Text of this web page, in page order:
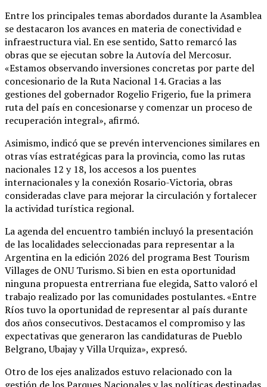
Entre los principales temas abordados durante la Asamblea
se destacaron los avances en materia de conectividad e
infraestructura vial. En ese sentido, Satto remarcó las
obras que se ejecutan sobre la Autovía del Mercosur.
«Estamos observando inversiones concretas por parte del
concesionario de la Ruta Nacional 14. Gracias a las
gestiones del gobernador Rogelio Frigerio, fue la primera
ruta del país en concesionarse y comenzar un proceso de
recuperación integral», afirmó.
Asimismo, indicó que se prevén intervenciones similares en
otras vías estratégicas para la provincia, como las rutas
nacionales 12 y 18, los accesos a los puentes
internacionales y la conexión Rosario-Victoria, obras
consideradas clave para mejorar la circulación y fortalecer
la actividad turística regional.
La agenda del encuentro también incluyó la presentación
de las localidades seleccionadas para representar a la
Argentina en la edición 2026 del programa Best Tourism
Villages de ONU Turismo. Si bien en esta oportunidad
ninguna propuesta entrerriana fue elegida, Satto valoró el
trabajo realizado por las comunidades postulantes. «Entre
Ríos tuvo la oportunidad de representar al país durante
dos años consecutivos. Destacamos el compromiso y las
expectativas que generaron las candidaturas de Pueblo
Belgrano, Ubajay y Villa Urquiza», expresó.
Otro de los ejes analizados estuvo relacionado con la